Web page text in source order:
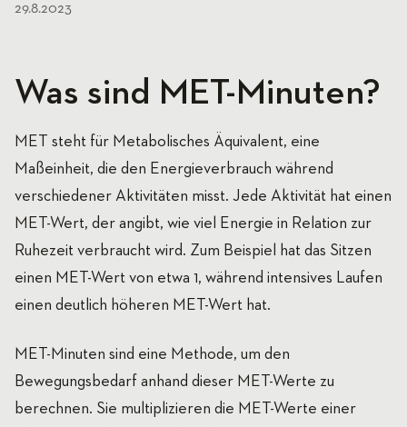
29.8.2023
Was sind MET-Minuten?
MET steht für Metabolisches Äquivalent, eine
Maßeinheit, die den Energieverbrauch während
verschiedener Aktivitäten misst. Jede Aktivität hat einen
MET-Wert, der angibt, wie viel Energie in Relation zur
Ruhezeit verbraucht wird. Zum Beispiel hat das Sitzen
einen MET-Wert von etwa 1, während intensives Laufen
einen deutlich höheren MET-Wert hat.
MET-Minuten sind eine Methode, um den
Bewegungsbedarf anhand dieser MET-Werte zu
berechnen. Sie multiplizieren die MET-Werte einer